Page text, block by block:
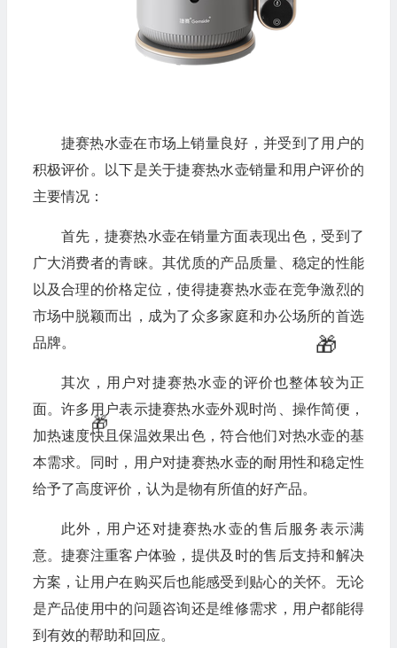
捷赛热水壶在市场上销量良好，并受到了用户的
积极评价。以下是关于捷赛热水壶销量和用户评价的
主要情况：
首先，捷赛热水壶在销量方面表现出色，受到了
广大消费者的青睐。其优质的产品质量、稳定的性能
以及合理的价格定位，使得捷赛热水壶在竞争激烈的
市场中脱颖而出，成为了众多家庭和办公场所的首选
品牌。
其次，用户对捷赛热水壶的评价也整体较为正
面。许多用户表示捷赛热水壶外观时尚、操作简便，
加热速度快且保温效果出色，符合他们对热水壶的基
本需求。同时，用户对捷赛热水壶的耐用性和稳定性
给予了高度评价，认为是物有所值的好产品。
此外，用户还对捷赛热水壶的售后服务表示满
意。捷赛注重客户体验，提供及时的售后支持和解决
方案，让用户在购买后也能感受到贴心的关怀。无论
是产品使用中的问题咨询还是维修需求，用户都能得
到有效的帮助和回应。
🎁